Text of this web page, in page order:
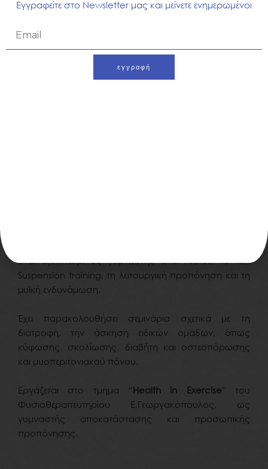
είναι εξειδικευμένος γυμναστής στο Pilates, το TRX
Suspension training, τη λειτουργική προπόνηση και τη
μυϊκή ενδυνάμωση.
Έχει παρακολουθήσει σεμινάρια σχετικά με τη
διατροφή, την άσκηση ειδικών ομάδων, όπως
κύφωσης, σκολίωσης, διαβήτη και οστεοπόρωσης
και μυοπεριτονιακού πόνου.
Εργάζεται στο τμήμα “Health in Exercise” του
Φυσιοθεραπευτηρίου Ε.Γεωργακόπουλος, ως
γυμναστής αποκατάστασης και προσωπικής
προπόνησης.
Εγγραφείτε στο Newsletter μας και μείνετε ενημερωμένοι
εγγραφή